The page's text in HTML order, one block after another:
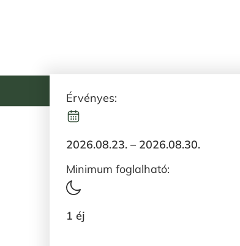
Érvényes:
2026.08.23. – 2026.08.30.
Minimum foglalható:
1 éj